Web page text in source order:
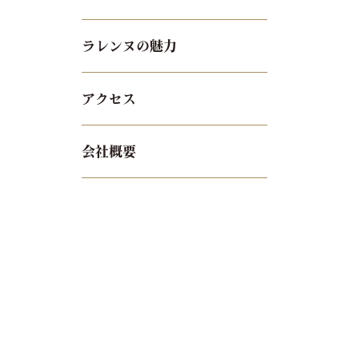
ラレンヌの魅力
アクセス
会社概要